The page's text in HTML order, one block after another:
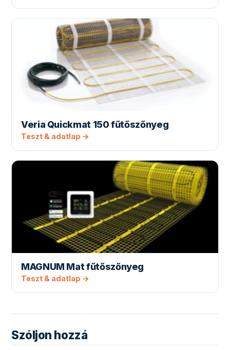
Veria Quickmat 150 fűtőszőnyeg
Teszt & adatlap →
MAGNUM Mat fűtőszőnyeg
Teszt & adatlap →
Szóljon hozzá